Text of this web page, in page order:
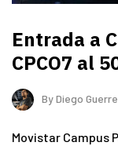
Entrada a
CPCO7 al
ByDiego
Movistar Campus